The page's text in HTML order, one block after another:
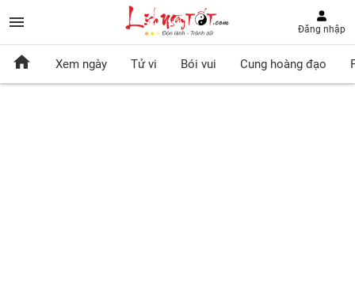
Đăng nhập
Xem ngày Tử vi Bói vui Cung hoàng đạo